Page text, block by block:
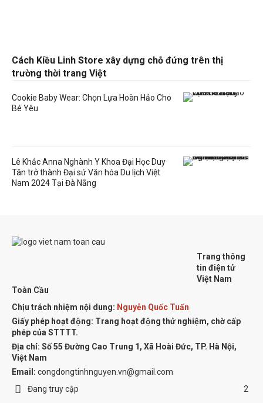
Cách Kiều Linh Store xây dựng chỗ đứng trên thị
trường thời trang Việt
Cookie Baby Wear: Chọn Lựa Hoàn Hảo Cho
Bé Yêu
Lê Khắc Anna Nghành Y Khoa Đại Học Duy
Tân trở thành Đại sứ Văn hóa Du lịch Việt
Nam 2024 Tại Đà Nẵng
Trang thông
tin điện tử
Việt Nam
Toàn Cầu
Chịu trách nhiệm nội dung: Nguyễn Quốc Tuấn
Giấy phép hoạt động: Trang hoạt động thử nghiệm, chờ cấp
phép của STTTT.
Địa chỉ: Số 55 Đường Cao Trung 1, Xã Hoài Đức, TP. Hà Nội,
Việt Nam
Email: congdongtinhnguyen.vn@gmail.com
Đang truy cập
2